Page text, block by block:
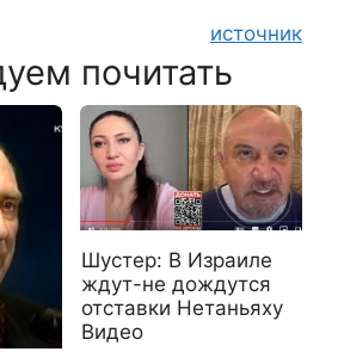
источник
почитать
Шустер: В Израиле
ждут-не дождутся
отставки Нетаньяху
Видео